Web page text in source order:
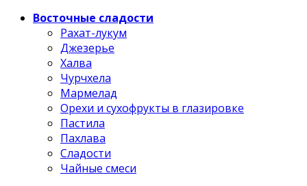
Восточные сладости
Рахат-лукум
Джезерье
Халва
Чурчхела
Мармелад
Орехи и сухофрукты в глазировке
Пастила
Пахлава
Сладости
Чайные смеси